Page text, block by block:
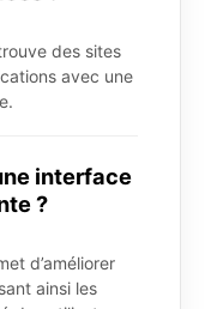
des sites
avec une
interface
?
d’améliorer
ainsi les